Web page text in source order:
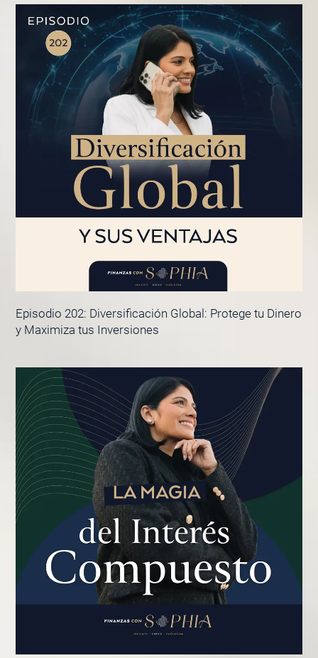
Episodio 202: Diversificación Global: Protege tu Dinero
y Maximiza tus Inversiones
PÁGINA
PÁGINA
PÁGINAPÁGINA